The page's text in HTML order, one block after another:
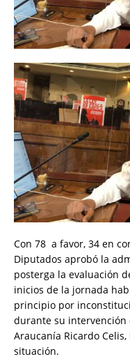
Con 78 a favor, 34 en
Diputados aprobó la
posterga la evaluación
inicios de la jornada
principio por
durante su intervención
Araucanía Ricardo
situación.